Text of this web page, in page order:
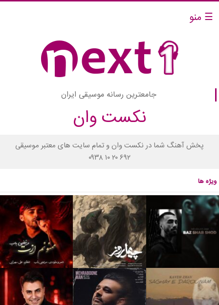
☰ منو
جامعترین رسانه موسیقی ایران
نکست وان
پخش آهنگ شما در نکست وان و تمام سایت های معتبر موسیقی
۰۹۳۸ ۱۰ ۲۰ ۶۹۲
ویژه ها